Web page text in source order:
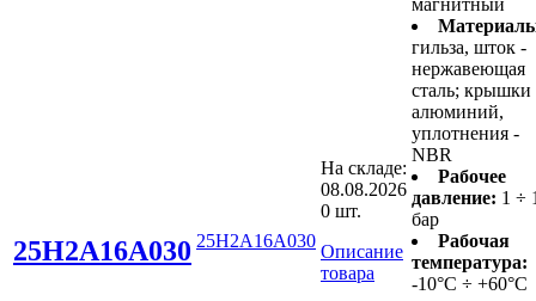
25H2A16A030 25H2A16A030
На складе:
08.08.2026
0 шт.
Описание
товара
гильза, шток -
нержавеющая
сталь; крышки
алюминий,
уплотнения -
NBR
Рабочее
давление: 1 ÷
бар
Рабочая
температура:
-10°C ÷ +60°C